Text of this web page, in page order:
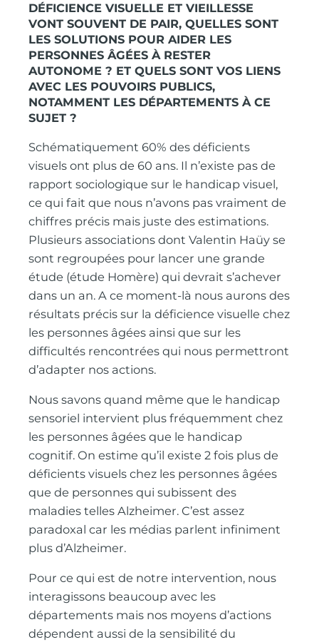
DÉFICIENCE VISUELLE ET VIEILLESSE
VONT SOUVENT DE PAIR, QUELLES SONT
LES SOLUTIONS POUR AIDER LES
PERSONNES ÂGÉES À RESTER
AUTONOME ? ET QUELS SONT VOS LIENS
AVEC LES POUVOIRS PUBLICS,
NOTAMMENT LES DÉPARTEMENTS À CE
SUJET ?
Schématiquement 60% des déficients
visuels ont plus de 60 ans. Il n’existe pas de
rapport sociologique sur le handicap visuel,
ce qui fait que nous n’avons pas vraiment de
chiffres précis mais juste des estimations.
Plusieurs associations dont Valentin Haüy se
sont regroupées pour lancer une grande
étude (étude Homère) qui devrait s’achever
dans un an. A ce moment-là nous aurons des
résultats précis sur la déficience visuelle chez
les personnes âgées ainsi que sur les
difficultés rencontrées qui nous permettront
d’adapter nos actions.
Nous savons quand même que le handicap
sensoriel intervient plus fréquemment chez
les personnes âgées que le handicap
cognitif. On estime qu’il existe 2 fois plus de
déficients visuels chez les personnes âgées
que de personnes qui subissent des
maladies telles Alzheimer. C’est assez
paradoxal car les médias parlent infiniment
plus d’Alzheimer.
Pour ce qui est de notre intervention, nous
interagissons beaucoup avec les
départements mais nos moyens d’actions
dépendent aussi de la sensibilité du